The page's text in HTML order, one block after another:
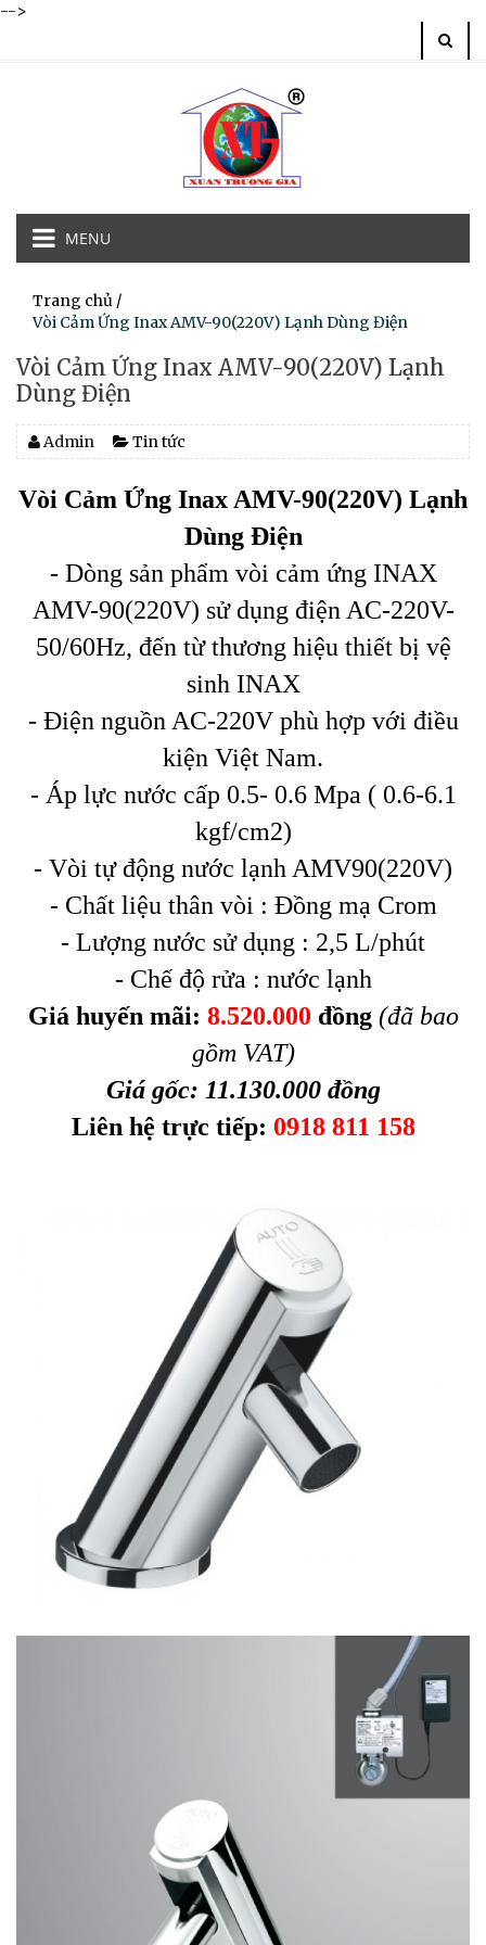
-->
MENU
Trang chủ /
Vòi Cảm Ứng Inax AMV-90(220V) Lạnh Dùng Điện
Vòi Cảm Ứng Inax AMV-90(220V) Lạnh
Dùng Điện
Admin Tin tức
Vòi Cảm Ứng Inax AMV-90(220V) Lạnh
Dùng Điện
- Dòng sản phẩm vòi cảm ứng INAX
AMV-90(220V) sử dụng điện AC-220V-
50/60Hz, đến từ thương hiệu thiết bị vệ
sinh INAX
- Điện nguồn AC-220V phù hợp với điều
kiện Việt Nam.
- Áp lực nước cấp 0.5- 0.6 Mpa ( 0.6-6.1
kgf/cm2)
- Vòi tự động nước lạnh AMV90(220V)
- Chất liệu thân vòi : Đồng mạ Crom
- Lượng nước sử dụng : 2,5 L/phút
- Chế độ rửa : nước lạnh
Giá huyến mãi: 8.520.000 đồng (đã bao
gồm VAT)
Giá gốc: 11.130.000 đồng
Liên hệ trực tiếp: 0918 811 158